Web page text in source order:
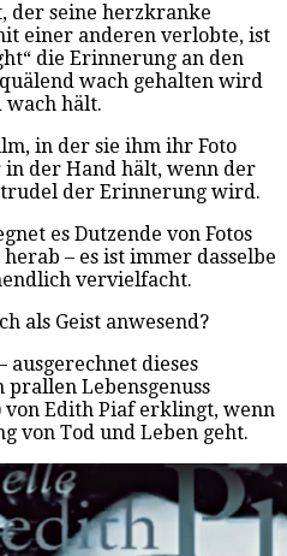
der seine herzkranke
einer anderen verlobte, ist
die Erinnerung an den
wach gehalten wird
wach hält.
in der sie ihm ihr Foto
in der Hand hält, wenn der
der Erinnerung wird.
es Dutzende von Fotos
– es ist immer dasselbe
vervielfacht.
als Geist anwesend?
ausgerechnet dieses
Lebensgenuss
von Edith Piaf erklingt, wenn
von Tod und Leben geht.